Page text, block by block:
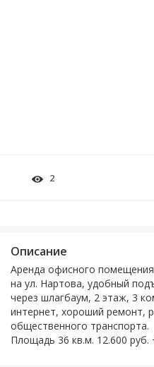
2
Описание
Аренда офисного
на ул. Нартова, удобный
через шлагбаум, 2 этаж, 3
интернет, хороший ремонт,
общественного транспорта.
Площадь 36 кв.м. 12.600 руб.